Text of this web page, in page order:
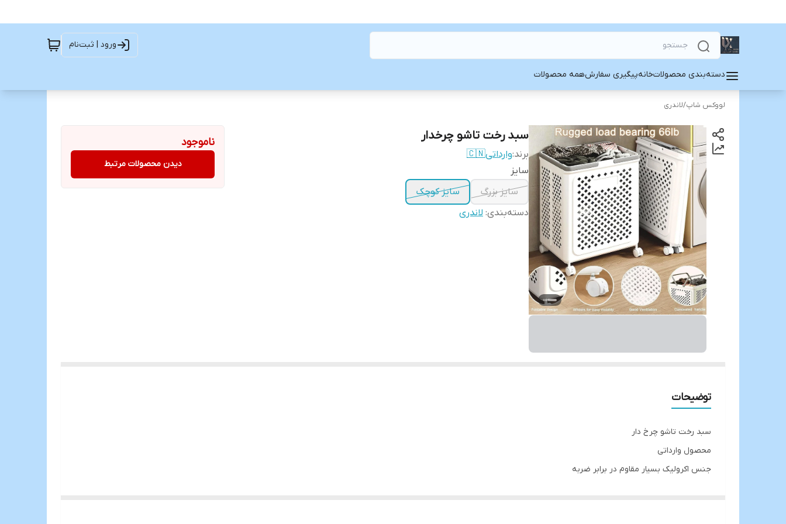
ورود | ثبت‌نام
دسته‌بندی محصولاتخانهپیگیری سفارشهمه محصولات
لووکس شاپ/لاندری
سبد رخت تاشو چرخدار
برند:وارداتی🇨🇳
سایز
سایز بزرگ
سایز کوچک
دسته‌بندی: لاندری
ناموجود
دیدن محصولات مرتبط
توضیحات
سبد رخت تاشو چرخ دار
محصول وارداتی
جنس اکرولیک بسیار مقاوم در برابر ضربه